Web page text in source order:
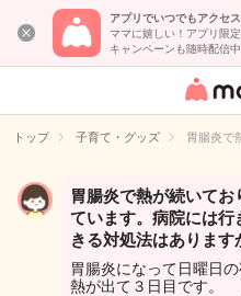
アプリでいつでもアクセス
ママに嬉しい！アプリ限定
キャンペーンも随時配信中
女性専
イト
トップ 子育て・グッズ 胃腸炎で
胃腸炎で熱が続いて
ています。病院には
きる対処法はあります
胃腸炎になって日曜日
熱が出て３日目です。